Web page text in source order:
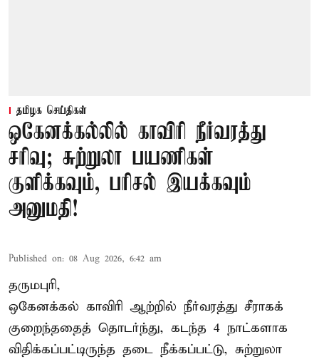
தமிழக செய்திகள்
ஒகேனக்கல்லில் காவிரி நீர்வரத்து
சரிவு; சுற்றுலா பயணிகள்
குளிக்கவும், பரிசல் இயக்கவும்
அனுமதி!
Published on: 08 Aug 2026, 6:42 am
தருமபுரி,
ஒகேனக்கல் காவிரி ஆற்றில் நீர்வரத்து சீராகக்
குறைந்ததைத் தொடர்ந்து, கடந்த 4 நாட்களாக
விதிக்கப்பட்டிருந்த தடை நீக்கப்பட்டு, சுற்றுலா